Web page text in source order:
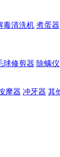
毒清洗机 煮蛋器
球修剪器 除螨仪
摩器 冲牙器 其